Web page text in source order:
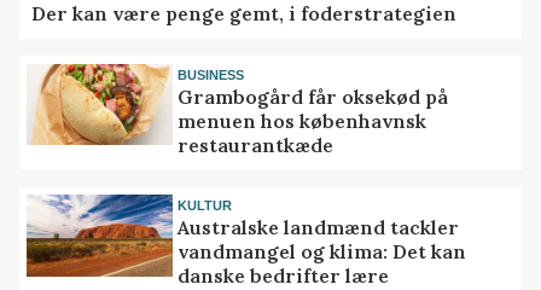
Der kan være penge gemt, i foderstrategien
BUSINESS
Grambogård får oksekød på
menuen hos københavnsk
restaurantkæde
KULTUR
Australske landmænd tackler
vandmangel og klima: Det kan
danske bedrifter lære